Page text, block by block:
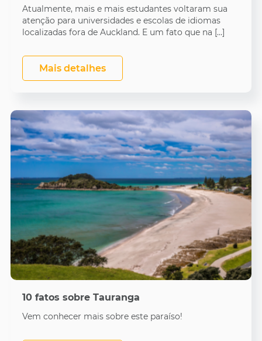
Atualmente, mais e mais estudantes voltaram sua
atenção para universidades e escolas de idiomas
localizadas fora de Auckland. E um fato que na […]
Mais detalhes
10 fatos sobre Tauranga
Vem conhecer mais sobre este paraíso!